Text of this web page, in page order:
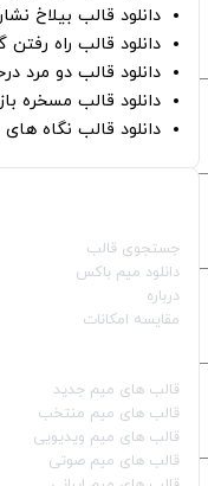
دانلود قالب بیلاخ
دانلود قالب راه رفتن گنگ ۳
دانلود قالب دو مرد
دانلود قالب مسخره
دانلود قالب نگاه
جستجوی قالب
دانلود میم باکس
درباره
مقایسه امکانات
قالب‌ های میم جدید
قالب‌ های میم منتخب
قالب‌ های میم ویدیویی
قالب‌ های میم صوتی